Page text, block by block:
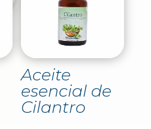
Aceite
esencial de
Cilantro